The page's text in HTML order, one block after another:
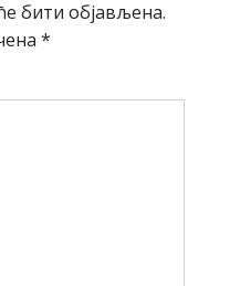
бити објављена.
*